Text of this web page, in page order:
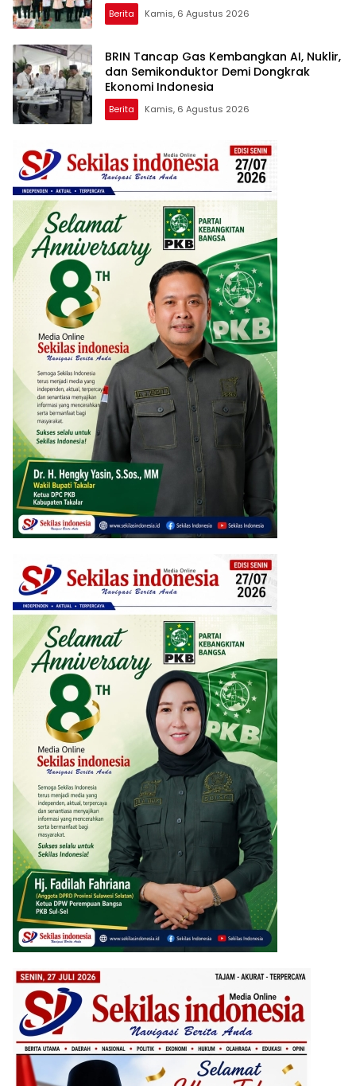
Berita Kamis, 6 Agustus 2026
BRIN Tancap Gas Kembangkan AI, Nuklir,
dan Semikonduktor Demi Dongkrak
Ekonomi Indonesia
Berita Kamis, 6 Agustus 2026